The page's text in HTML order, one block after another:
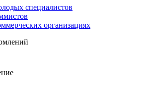
специалистов
организациях